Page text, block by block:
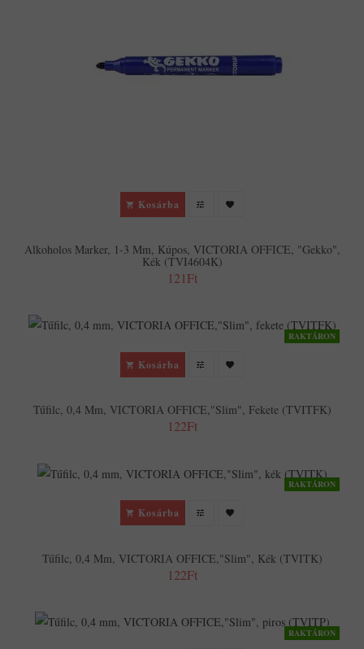
Kosárba
Alkoholos Marker, 1-3 Mm, Kúpos, VICTORIA OFFICE, "Gekko",
Kék (TVI4604K)
121Ft
RAKTÁRON
Kosárba
Tűfilc, 0,4 Mm, VICTORIA OFFICE,"Slim", Fekete (TVITFK)
122Ft
RAKTÁRON
Kosárba
Tűfilc, 0,4 Mm, VICTORIA OFFICE,"Slim", Kék (TVITK)
122Ft
RAKTÁRON